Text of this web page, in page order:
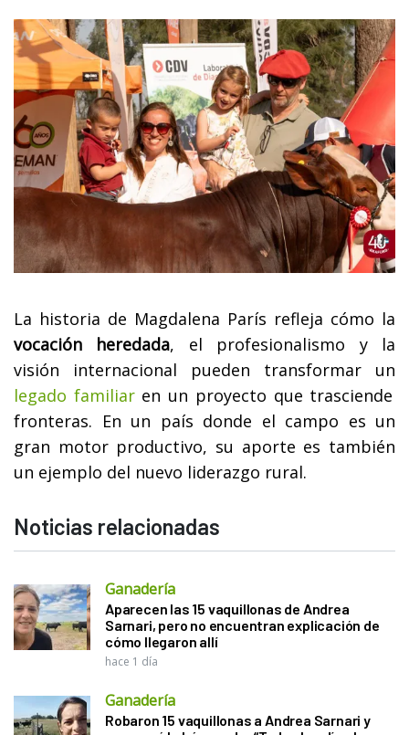
La historia de Magdalena París refleja cómo la
vocación heredada, el profesionalismo y la
visión internacional pueden transformar un
legado familiar en un proyecto que trasciende
fronteras. En un país donde el campo es un
gran motor productivo, su aporte es también
un ejemplo del nuevo liderazgo rural.
Noticias relacionadas
Ganadería
Aparecen las 15 vaquillonas de Andrea
Sarnari, pero no encuentran explicación de
cómo llegaron allí
hace 1 día
Ganadería
Robaron 15 vaquillonas a Andrea Sarnari y